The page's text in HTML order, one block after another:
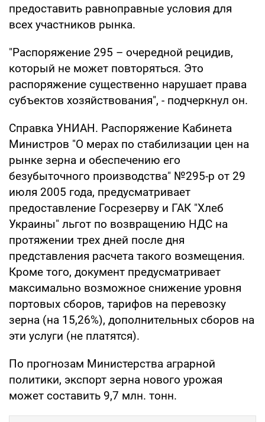
предоставить равноправные условия для
всех участников рынка.
"Распоряжение 295 – очередной рецидив,
который не может повторяться. Это
распоряжение существенно нарушает права
субъектов хозяйствования", - подчеркнул он.
Справка УНИАН. Распоряжение Кабинета
Министров "О мерах по стабилизации цен на
рынке зерна и обеспечению его
безубыточного производства" №295-р от 29
июля 2005 года, предусматривает
предоставление Госрезерву и ГАК "Хлеб
Украины" льгот по возвращению НДС на
протяжении трех дней после дня
представления расчета такого возмещения.
Кроме того, документ предусматривает
максимально возможное снижение уровня
портовых сборов, тарифов на перевозку
зерна (на 15,26%), дополнительных сборов на
эти услуги (не платятся).
По прогнозам Министерства аграрной
политики, экспорт зерна нового урожая
может составить 9,7 млн. тонн.